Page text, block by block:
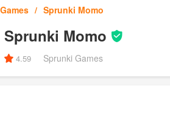
Sprunki Momo
Sprunki Momo
4.59 Sprunki Games